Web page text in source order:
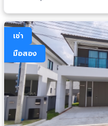
เช่า
มือสอง